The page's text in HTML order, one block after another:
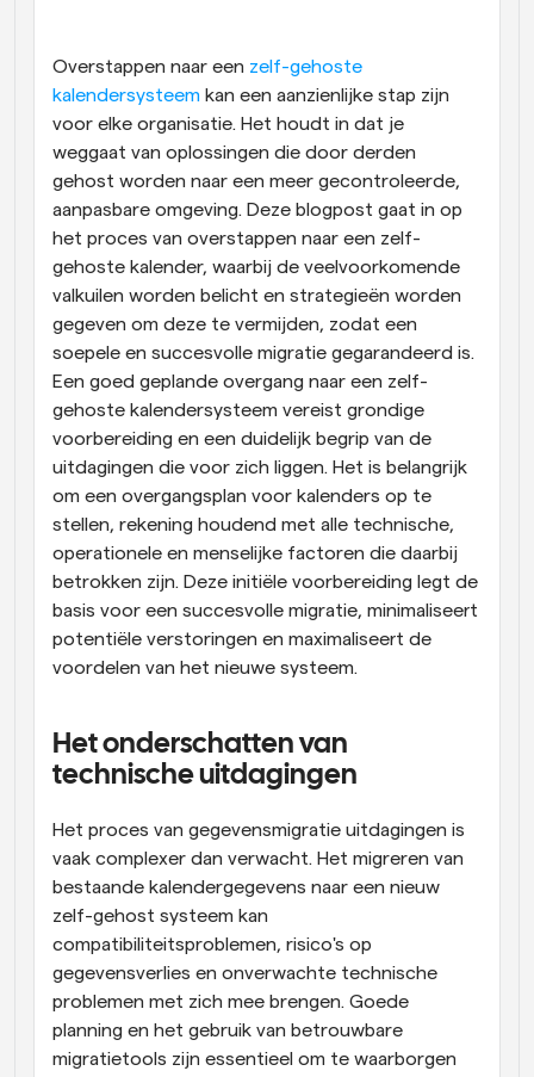
Supercharged planning met AI-gestuurde
oproepen
Automatiseer planning en herinneringen
Blog
Blijf op de hoogte van het laatste nieuws en updates
Instant Vergaderingen
Ontmoet cliënten binnen enkele minuten
Dynamische Groep Links
Boek naadloos vergaderingen met meerdere mensen
Webhooks
Ontvang een melding wanneer er iets gebeurt
Overstappen naar een zelf-gehoste
kalendersysteem kan een aanzienlijke stap zijn
voor elke organisatie. Het houdt in dat je
weggaat van oplossingen die door derden
gehost worden naar een meer gecontroleerde,
aanpasbare omgeving. Deze blogpost gaat in op
het proces van overstappen naar een zelf-
gehoste kalender, waarbij de veelvoorkomende
valkuilen worden belicht en strategieën worden
gegeven om deze te vermijden, zodat een
soepele en succesvolle migratie gegarandeerd is.
Een goed geplande overgang naar een zelf-
gehoste kalendersysteem vereist grondige
voorbereiding en een duidelijk begrip van de
uitdagingen die voor zich liggen. Het is belangrijk
om een overgangsplan voor kalenders op te
stellen, rekening houdend met alle technische,
operationele en menselijke factoren die daarbij
betrokken zijn. Deze initiële voorbereiding legt de
basis voor een succesvolle migratie, minimaliseert
potentiële verstoringen en maximaliseert de
voordelen van het nieuwe systeem.
Het onderschatten van
technische uitdagingen
Het proces van gegevensmigratie uitdagingen is
vaak complexer dan verwacht. Het migreren van
bestaande kalendergegevens naar een nieuw
zelf-gehost systeem kan
compatibiliteitsproblemen, risico's op
gegevensverlies en onverwachte technische
problemen met zich mee brengen. Goede
planning en het gebruik van betrouwbare
migratietools zijn essentieel om te waarborgen